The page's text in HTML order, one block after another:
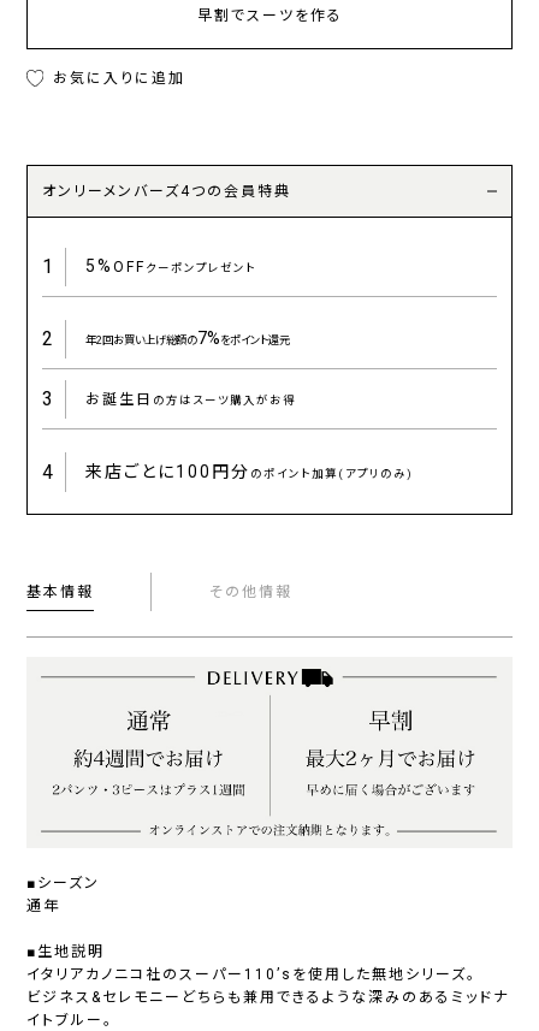
早割でスーツを作る
お気に入りに追加
オンリーメンバーズ4つの会員特典
1 5%OFFクーポンプレゼント
2 年2回お買い上げ総額の7%をポイント還元
3 お誕生日 の方はスーツ購入がお得
4 来店ごとに100円分 のポイント加算(アプリのみ)
基本情報 その他情報
■シーズン
通年
■生地説明
イタリアカノニコ社のスーパー110’sを使用した無地シリーズ。
ビジネス&セレモニーどちらも兼用できるような深みのあるミッドナ
イトブルー。